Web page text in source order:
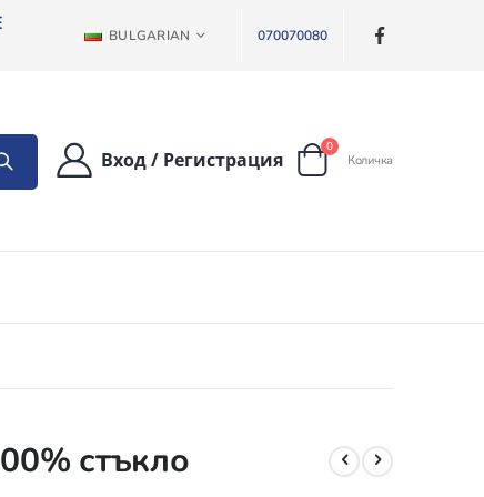
ЕЗИКBULGARIAN 070070080
Вход/ Регистрация Cart
0артикули
Количка
стъкло